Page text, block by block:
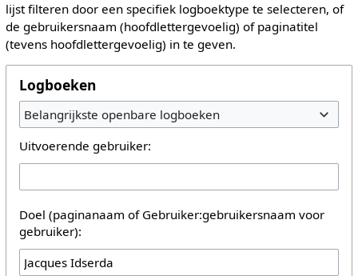
lijst filteren door een specifiek logboektype te selecteren, of
de gebruikersnaam (hoofdlettergevoelig) of paginatitel
(tevens hoofdlettergevoelig) in te geven.
Logboeken
Belangrijkste openbare logboeken
Uitvoerende gebruiker:
Doel (paginanaam of Gebruiker:gebruikersnaam voor
gebruiker):